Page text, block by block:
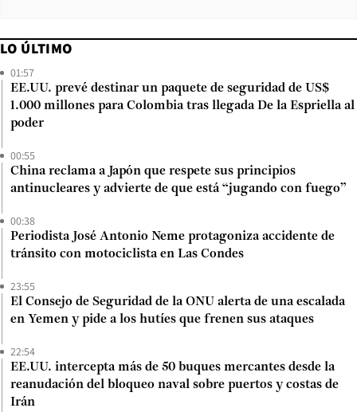
LO ÚLTIMO
01:57
EE.UU. prevé destinar un paquete de seguridad de US$
1.000 millones para Colombia tras llegada De la Espriella al
poder
00:55
China reclama a Japón que respete sus principios
antinucleares y advierte de que está “jugando con fuego”
00:38
Periodista José Antonio Neme protagoniza accidente de
tránsito con motociclista en Las Condes
23:55
El Consejo de Seguridad de la ONU alerta de una escalada
en Yemen y pide a los hutíes que frenen sus ataques
22:54
EE.UU. intercepta más de 50 buques mercantes desde la
reanudación del bloqueo naval sobre puertos y costas de
Irán